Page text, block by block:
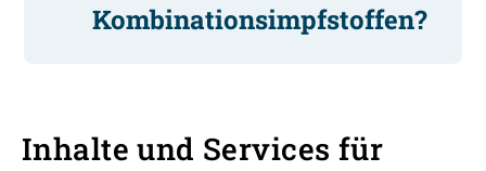
Kombinationsimpfstoffen?
Inhalte und Services für